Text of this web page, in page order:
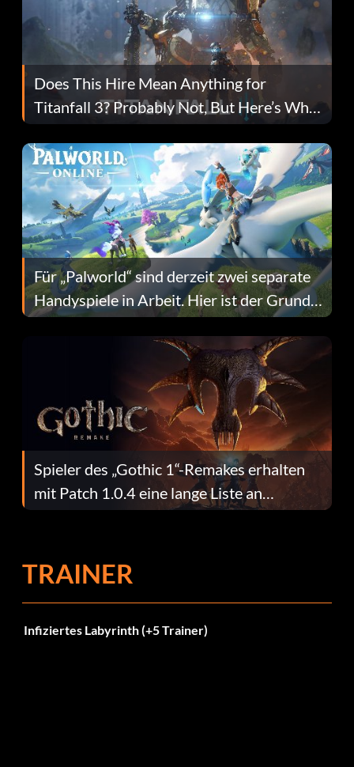
Does This Hire Mean Anything for
Titanfall 3? Probably Not, But Here’s Why
Fans Are Hopeful
Für „Palworld“ sind derzeit zwei separate
Handyspiele in Arbeit. Hier ist der Grund
dafür.
Spieler des „Gothic 1“-Remakes erhalten
mit Patch 1.0.4 eine lange Liste an
Fehlerbehebungen
TRAINER
Infiziertes Labyrinth (+5 Trainer)